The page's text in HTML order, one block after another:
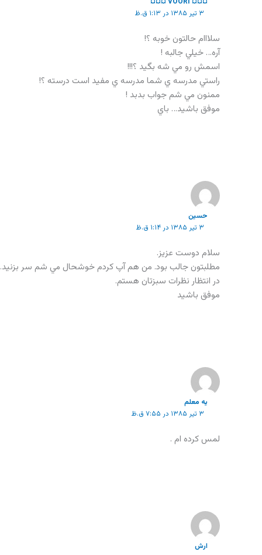
۳ تیر ۱۳۸۵ در ۱:۱۳ ق.ظ
سلااام حالتون خوبه ؟!
آره… خيلي جالبه !
اسمش رو مي شه بگيد ؟!!!
راستي مدرسه ي شما مدرسه ي مفيد است درسته ؟!
ممنون مي شم جواب بدبد !
موفق باشيد… باي
حسین
۳ تیر ۱۳۸۵ در ۱:۱۴ ق.ظ
سلام دوست عزيز.
مطلبتون جالب بود. من هم آپ کردم خوشحال مي شم سر
در انتظار نظرات سبزتان هستم.
موفق باشيد
يه معلم
۳ تیر ۱۳۸۵ در ۷:۵۵ ق.ظ
لمس كرده ام .
ارش